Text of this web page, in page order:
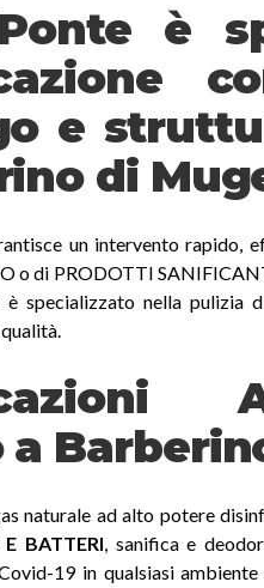
è
e
di
un intervento rapido,
o di PRODOTTI
è specializzato nella pulizia
a
naturale ad alto potere
E BATTERI, sanifica e
19 in qualsiasi ambiente